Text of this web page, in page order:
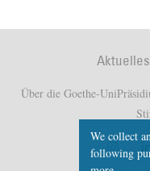
Über die Goethe-Uni
We collect
following